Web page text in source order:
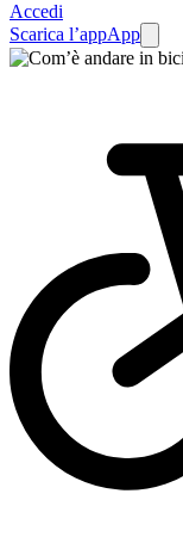
Accedi
Scarica l’appApp